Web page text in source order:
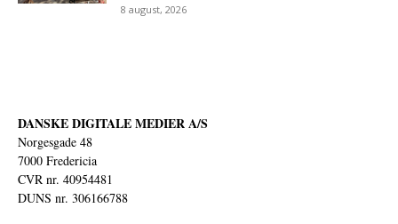
8 august, 2026
DANSKE DIGITALE MEDIER A/S
Norgesgade 48
7000 Fredericia
CVR nr. 40954481
DUNS nr. 306166788